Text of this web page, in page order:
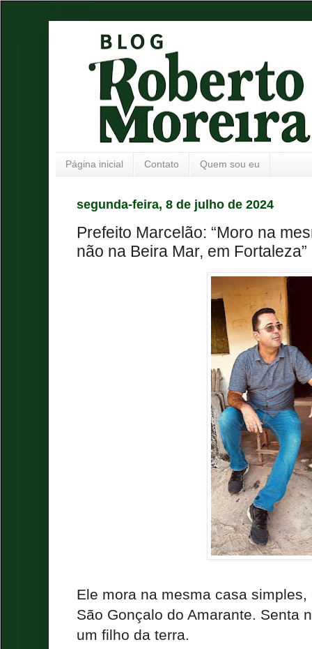
Página inicial Contato Quem sou eu
segunda-feira, 8 de julho de 2024
Prefeito Marcelão: “Moro na
não na Beira Mar, em Fortaleza”
Ele mora na mesma casa
São Gonçalo do Amarante. Senta
um filho da terra.